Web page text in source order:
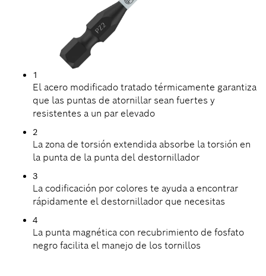
1
El acero modificado tratado térmicamente garantiza
que las puntas de atornillar sean fuertes y
resistentes a un par elevado
2
La zona de torsión extendida absorbe la torsión en
la punta de la punta del destornillador
3
La codificación por colores te ayuda a encontrar
rápidamente el destornillador que necesitas
4
La punta magnética con recubrimiento de fosfato
negro facilita el manejo de los tornillos